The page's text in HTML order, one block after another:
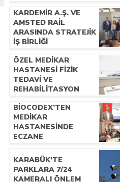
KARDEMİR A.Ş. VE
AMSTED RAİL
ARASINDA STRATEJİK
İŞ BİRLİĞİ
ÖZEL MEDİKAR
HASTANESİ FİZİK
TEDAVİ VE
REHABİLİTASYON
NECDET ÇATALBAŞ
İLE RÖPORTAJ
BİOCODEX’TEN
MEDİKAR
HASTANESİNDE
ECZANE
YÖNELİK EĞİTİM
PROGRAMI
KARABÜK’TE
PARKLARA 7/24
KAMERALI ÖNLEM